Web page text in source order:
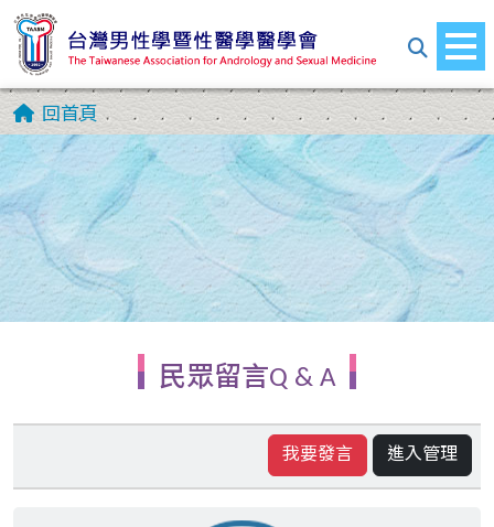
回首頁
民眾留言Q & A
我要發言 進入管理